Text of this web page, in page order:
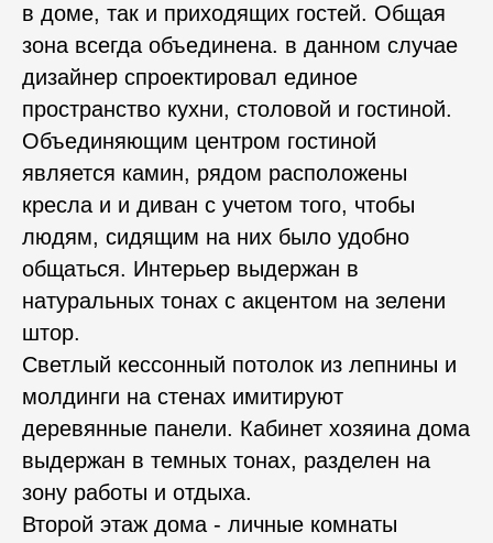
в доме, так и приходящих гостей. Общая
зона всегда объединена. в данном случае
дизайнер спроектировал единое
пространство кухни, столовой и гостиной.
Объединяющим центром гостиной
является камин, рядом расположены
кресла и и диван с учетом того, чтобы
людям, сидящим на них было удобно
общаться. Интерьер выдержан в
натуральных тонах с акцентом на зелени
штор.
Светлый кессонный потолок из лепнины и
молдинги на стенах имитируют
деревянные панели. Кабинет хозяина дома
выдержан в темных тонах, разделен на
зону работы и отдыха.
Второй этаж дома - личные комнаты